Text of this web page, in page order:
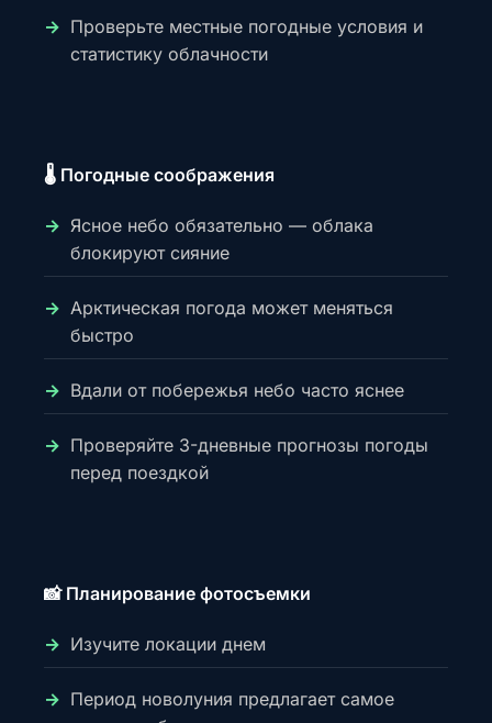
Проверьте местные погодные условия и
статистику облачности
🌡️ Погодные соображения
Ясное небо обязательно — облака
блокируют сияние
Арктическая погода может меняться
быстро
Вдали от побережья небо часто яснее
Проверяйте 3-дневные прогнозы погоды
перед поездкой
📸 Планирование фотосъемки
Изучите локации днем
Период новолуния предлагает самое